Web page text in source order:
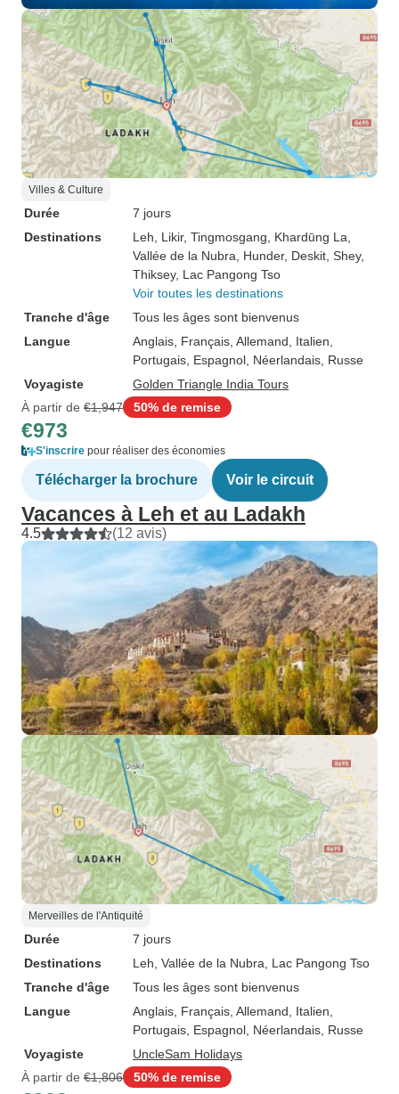
Villes & Culture
Durée
7 jours
Destinations
Leh , Likir, Tingmosgang , Khardūng La
Vallée de la Nubra , Hunder, Deskit , Shey,
Thiksey, Lac Pangong Tso
Voir toutes les destinations
Tranche d'âge
Tous les âges sont bienvenus
Langue
Anglais, Français, Allemand, Italien,
Portugais, Espagnol, Néerlandais, Russe
Voyagiste
Golden Triangle India Tours
À partir de €1,947 50% de remise
€973
S'inscrire pour réaliser des économies
Télécharger la brochure Voir le circuit
Vacances à Leh et au Ladakh
4.5 (12 avis)
Merveilles de l'Antiquité
Durée
7 jours
Destinations
Leh , Vallée de la Nubra , Lac Pangong Tso
Tranche d'âge
Tous les âges sont bienvenus
Langue
Anglais, Français, Allemand, Italien,
Portugais, Espagnol, Néerlandais, Russe
Voyagiste
UncleSam Holidays
À partir de €1,806 50% de remise